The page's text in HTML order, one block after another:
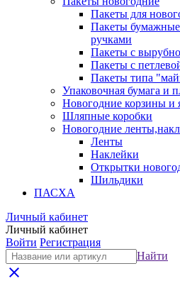
Пакеты для
Пакеты
ручками
Пакеты с
Пакеты с
Пакеты типа
Упаковочная бумага и
Новогодние корзины и
Шляпные коробки
Новогодние
Ленты
Наклейки
Открытки
Шильдики
ПАСХА
Личный кабинет
Личный кабинет
Войти Регистрация
Найти
close